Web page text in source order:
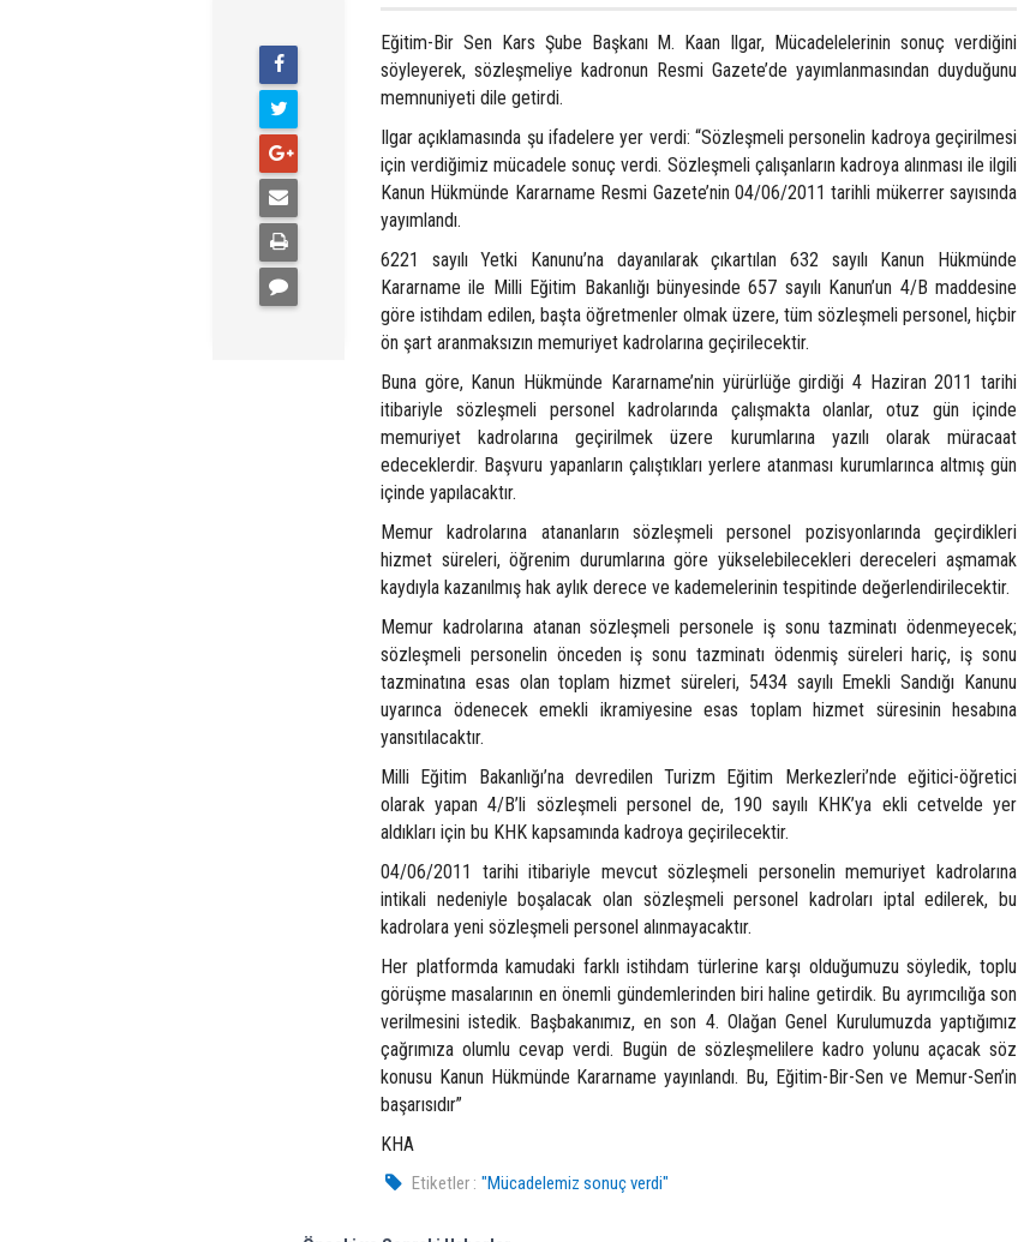
Eğitim-Bir Sen Kars Şube Başkanı M. Kaan Ilgar, Mücadelelerinin sonuç verdiğini
söyleyerek, sözleşmeliye kadronun Resmi Gazete’de yayımlanmasından duyduğunu
memnuniyeti dile getirdi.
Ilgar açıklamasında şu ifadelere yer verdi: “Sözleşmeli personelin kadroya geçirilmesi
için verdiğimiz mücadele sonuç verdi. Sözleşmeli çalışanların kadroya alınması ile ilgili
Kanun Hükmünde Kararname Resmi Gazete’nin 04/06/2011 tarihli mükerrer sayısında
yayımlandı.
6221 sayılı Yetki Kanunu’na dayanılarak çıkartılan 632 sayılı Kanun Hükmünde
Kararname ile Milli Eğitim Bakanlığı bünyesinde 657 sayılı Kanun’un 4/B maddesine
göre istihdam edilen, başta öğretmenler olmak üzere, tüm sözleşmeli personel, hiçbir
ön şart aranmaksızın memuriyet kadrolarına geçirilecektir.
Buna göre, Kanun Hükmünde Kararname’nin yürürlüğe girdiği 4 Haziran 2011 tarihi
itibariyle sözleşmeli personel kadrolarında çalışmakta olanlar, otuz gün içinde
memuriyet kadrolarına geçirilmek üzere kurumlarına yazılı olarak müracaat
edeceklerdir. Başvuru yapanların çalıştıkları yerlere atanması kurumlarınca altmış gün
içinde yapılacaktır.
Memur kadrolarına atananların sözleşmeli personel pozisyonlarında geçirdikleri
hizmet süreleri, öğrenim durumlarına göre yükselebilecekleri dereceleri aşmamak
kaydıyla kazanılmış hak aylık derece ve kademelerinin tespitinde değerlendirilecektir.
Memur kadrolarına atanan sözleşmeli personele iş sonu tazminatı ödenmeyecek;
sözleşmeli personelin önceden iş sonu tazminatı ödenmiş süreleri hariç, iş sonu
tazminatına esas olan toplam hizmet süreleri, 5434 sayılı Emekli Sandığı Kanunu
uyarınca ödenecek emekli ikramiyesine esas toplam hizmet süresinin hesabına
yansıtılacaktır.
Milli Eğitim Bakanlığı’na devredilen Turizm Eğitim Merkezleri’nde eğitici-öğretici
olarak yapan 4/B’li sözleşmeli personel de, 190 sayılı KHK’ya ekli cetvelde yer
aldıkları için bu KHK kapsamında kadroya geçirilecektir.
04/06/2011 tarihi itibariyle mevcut sözleşmeli personelin memuriyet kadrolarına
intikali nedeniyle boşalacak olan sözleşmeli personel kadroları iptal edilerek, bu
kadrolara yeni sözleşmeli personel alınmayacaktır.
Her platformda kamudaki farklı istihdam türlerine karşı olduğumuzu söyledik, toplu
görüşme masalarının en önemli gündemlerinden biri haline getirdik. Bu ayrımcılığa son
verilmesini istedik. Başbakanımız, en son 4. Olağan Genel Kurulumuzda yaptığımız
çağrımıza olumlu cevap verdi. Bugün de sözleşmelilere kadro yolunu açacak söz
konusu Kanun Hükmünde Kararname yayınlandı. Bu, Eğitim-Bir-Sen ve Memur-Sen’in
başarısıdır”
KHA
Etiketler : "Mücadelemiz sonuç verdi"